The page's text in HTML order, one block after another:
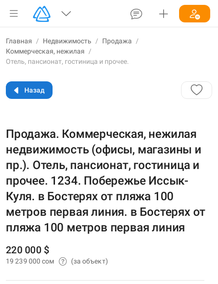
Главная / Недвижимость / Продажа
/
Коммерческая, нежилая
/
Отель, пансионат, гостиница и прочее.
Назад
Продажа. Коммерческая, нежилая
недвижимость (офисы, магазины и
пр.). Отель, пансионат, гостиница и
прочее. 1234. Побережье Иссык-
Куля. в Бостерях от пляжа 100
метров первая линия. в Бостерях от
пляжа 100 метров первая линия
220 000 $
19 239 000 сом (за объект)